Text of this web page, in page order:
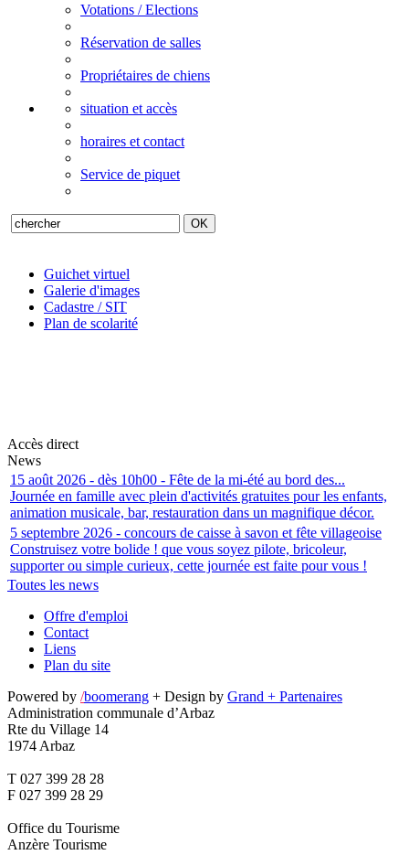
Votations / Elections
Réservation de salles
Propriétaires de chiens
situation et accès
horaires et contact
Service de piquet
Guichet virtuel
Galerie d'images
Cadastre / SIT
Plan de scolarité
Accès direct
News
15 août 2026 - dès 10h00 - Fête de la mi-été au bord des...
Journée en famille avec plein d'activités gratuites pour les enfants,
animation musicale, bar, restauration dans un magnifique décor.
5 septembre 2026 - concours de caisse à savon et fête villageoise
Construisez votre bolide ! que vous soyez pilote, bricoleur,
supporter ou simple curieux, cette journée est faite pour vous !
Toutes les news
Offre d'emploi
Contact
Liens
Plan du site
Powered by /boomerang + Design by Grand + Partenaires
Administration communale d’Arbaz
Rte du Village 14
1974 Arbaz
T 027 399 28 28
F 027 399 28 29
Office du Tourisme
Anzère Tourisme